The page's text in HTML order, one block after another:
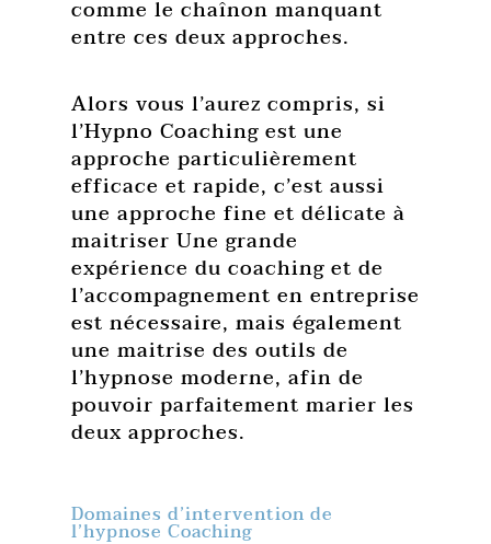
comme le chaînon manquant
entre ces deux approches.
Alors vous l’aurez compris, si
l’Hypno Coaching est une
approche particulièrement
efficace et rapide, c’est aussi
une approche fine et délicate à
maitriser Une grande
expérience du coaching et de
l’accompagnement en entreprise
est nécessaire, mais également
une maitrise des outils de
l’hypnose moderne, afin de
pouvoir parfaitement marier les
deux approches.
Domaines d’intervention de
l’hypnose Coaching